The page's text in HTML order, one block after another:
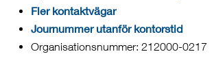
Fler kontaktvägar
Journummer utanför kontorstid
Organisationsnummer: 212000-0217